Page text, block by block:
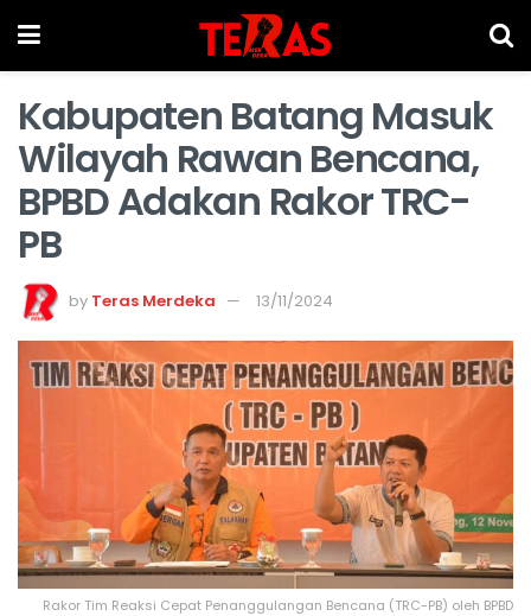
Kabupaten Batang Masuk
Wilayah Rawan Bencana,
BPBD Adakan Rakor TRC-
PB
by Teras Merdeka 13/11/2024
Rakor Tim Reaksi Cepat Penanggulangan Bencana (TRC-PB) oleh BPBD